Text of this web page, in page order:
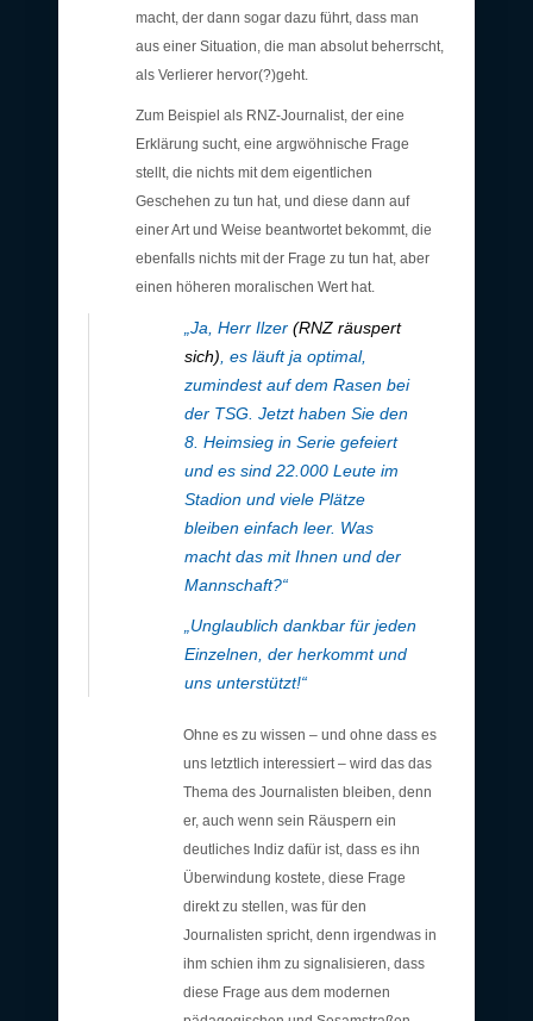
macht, der dann sogar dazu führt, dass man
aus einer Situation, die man absolut beherrscht,
als Verlierer hervor(?)geht.
Zum Beispiel als RNZ-Journalist, der eine
Erklärung sucht, eine argwöhnische Frage
stellt, die nichts mit dem eigentlichen
Geschehen zu tun hat, und diese dann auf
einer Art und Weise beantwortet bekommt, die
ebenfalls nichts mit der Frage zu tun hat, aber
einen höheren moralischen Wert hat.
„Ja, Herr Ilzer (RNZ räuspert
sich), es läuft ja optimal,
zumindest auf dem Rasen bei
der TSG. Jetzt haben Sie den
8. Heimsieg in Serie gefeiert
und es sind 22.000 Leute im
Stadion und viele Plätze
bleiben einfach leer. Was
macht das mit Ihnen und der
Mannschaft?“
„Unglaublich dankbar für jeden
Einzelnen, der herkommt und
uns unterstützt!“
Ohne es zu wissen – und ohne dass es
uns letztlich interessiert – wird das das
Thema des Journalisten bleiben, denn
er, auch wenn sein Räuspern ein
deutliches Indiz dafür ist, dass es ihn
Überwindung kostete, diese Frage
direkt zu stellen, was für den
Journalisten spricht, denn irgendwas in
ihm schien ihm zu signalisieren, dass
diese Frage aus dem modernen